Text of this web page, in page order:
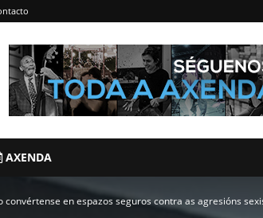
AXENDA
convértense en espazos seguros contra as agresións